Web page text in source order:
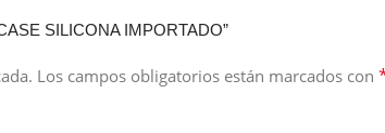
SILICONA IMPORTADO”
Los campos obligatorios están marcados con